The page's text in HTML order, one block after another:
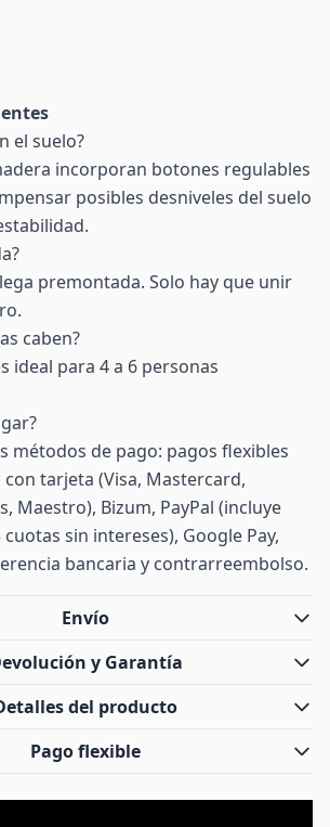
el suelo?
incorporan botones regulables
posibles desniveles del suelo
premontada. Solo hay que unir
caben?
ideal para 4 a 6 personas
métodos de pago: pagos flexibles
tarjeta (Visa, Mastercard,
Maestro), Bizum, PayPal (incluye
sin intereses), Google Pay,
bancaria y contrarreembolso.
Envío
y Garantía
del producto
Pago flexible